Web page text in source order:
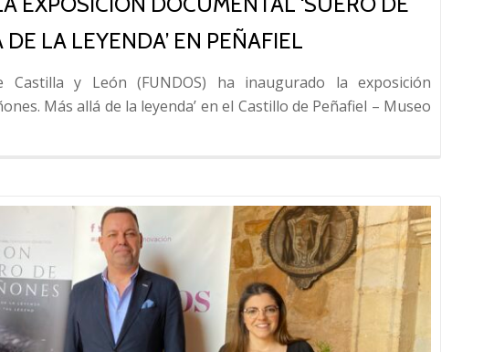
LA LEYENDA’ EN PEÑAFIEL
Castilla y León (FUNDOS) ha inaugurado la exposición
Más allá de la leyenda’ en el Castillo de Peñafiel – Museo
la
exposición